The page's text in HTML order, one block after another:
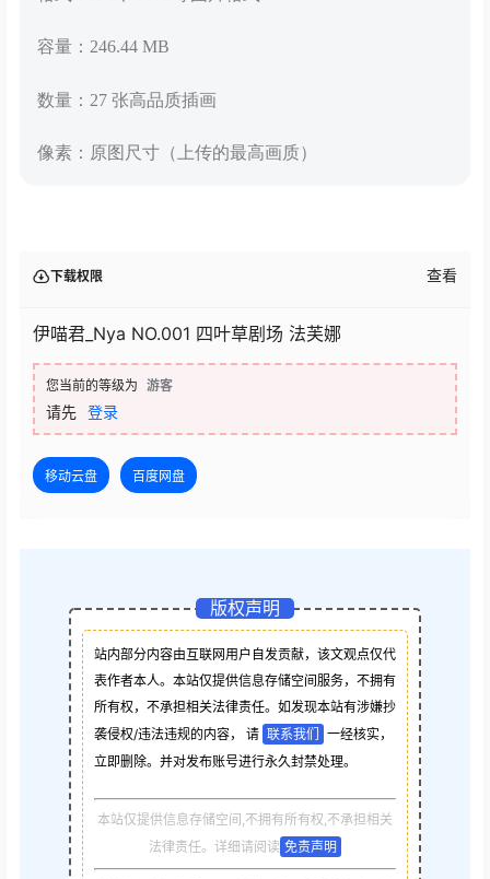
容量：246.44 MB
数量：27 张高品质插画
像素：原图尺寸（上传的最高画质）
下载权限 查看
伊喵君_Nya NO.001 四叶草剧场 法芙娜
您当前的等级为 游客
请先 登录
移动云盘 百度网盘
版权声明
站内部分内容由互联网用户自发贡献，该文观点仅代
表作者本人。本站仅提供信息存储空间服务，不拥有
所有权，不承担相关法律责任。如发现本站有涉嫌抄
袭侵权/违法违规的内容， 请 联系我们
一经核实，
立即删除。并对发布账号进行永久封禁处理。
本站仅提供信息存储空间,不拥有所有权,不承担相关
法律责任。详细请阅读 免责声明